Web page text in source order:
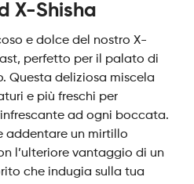
X-Shisha
e dolce del nostro X-
perfetto per il palato di
Questa deliziosa miscela
e più freschi per
ad ogni boccata.
addentare un mirtillo
l’ulteriore vantaggio di un
che indugia sulla tua